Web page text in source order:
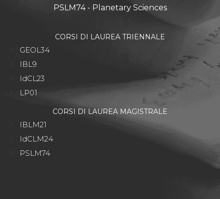
PSLM74 - Planetary Sciences
CORSI DI LAUREA TRIENNALE
GEOL34
IBL9
IdCL23
LP01
CORSI DI LAUREA MAGISTRALE
IBLM21
IdCLM24
PSLM74